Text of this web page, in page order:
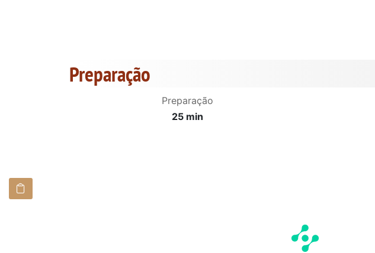
Preparação
Preparação
25 min